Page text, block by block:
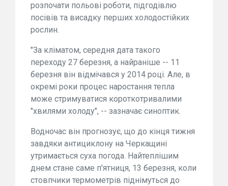
розпочати польові роботи, підгодівлю
посівів та висадку перших холодостійких
рослин.
"За кліматом, середня дата такого
переходу 27 березня, а найраніше -- 11
березня він відмічався у 2014 році. Але, в
окремі роки процес наростання тепла
може стримуватися короткотривалими
"хвилями холоду", -- зазначає синоптик.
Водночас він прогнозує, що до кінця тижня
завдяки антициклону на Черкащині
утримається суха погода. Найтеплішим
днем стане саме п'ятниця, 13 березня, коли
стовпчики термометрів піднімуться до